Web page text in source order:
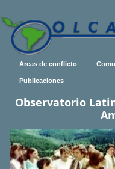
Areas de conflicto
Publicaciones
Observatorio